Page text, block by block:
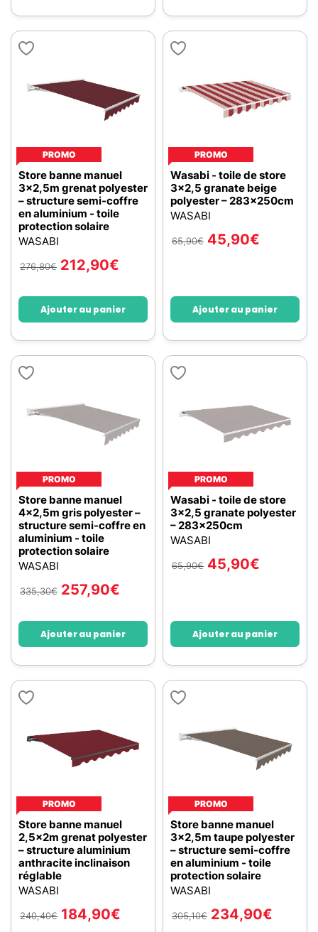
PROMO
Store banne manuel
3x2,5m grenat polyester
– structure semi-coffre
en aluminium - toile
protection solaire
WASABI
276,80€ 212,90€
Ajouter au panier
PROMO
Wasabi - toile de store
3x2,5 granate beige
polyester – 283x250cm
WASABI
65,90€ 45,90€
Ajouter au panier
PROMO
Store banne manuel
4x2,5m gris polyester –
structure semi-coffre en
aluminium - toile
protection solaire
WASABI
335,30€ 257,90€
Ajouter au panier
PROMO
Wasabi - toile de store
3x2,5 granate polyester
– 283x250cm
WASABI
65,90€ 45,90€
Ajouter au panier
PROMO
Store banne manuel
2,5x2m grenat polyester
– structure aluminium
anthracite inclinaison
réglable
WASABI
240,40€ 184,90€
PROMO
Store banne manuel
3x2,5m taupe polyester
– structure semi-coffre
en aluminium - toile
protection solaire
WASABI
305,10€ 234,90€